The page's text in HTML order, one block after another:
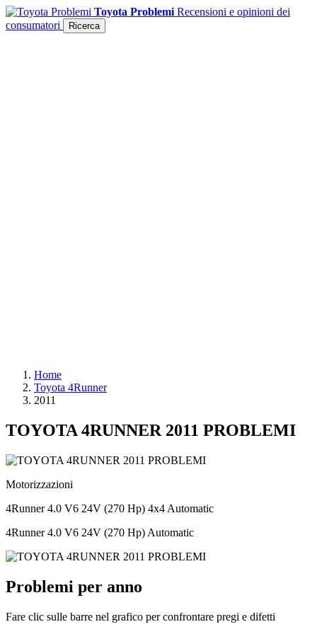
Toyota Problemi Recensioni e opinioni dei
consumatori
Ricerca
Home
Toyota 4Runner
2011
TOYOTA 4RUNNER 2011 PROBLEMI
Motorizzazioni
4Runner 4.0 V6 24V (270 Hp) 4x4 Automatic
4Runner 4.0 V6 24V (270 Hp) Automatic
Problemi per anno
Fare clic sulle barre nel grafico per confrontare pregi e difetti